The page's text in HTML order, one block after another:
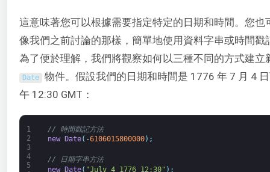
這意味著您可以根據需要指定特定的日期和時間。您也
像我們之前討論的那樣，簡單地使用資料字串或時間戳
為了便於理解，我們將觀察如何以三種不同的方式建立
Date 物件。假設我們的日期和時間是 1776 年 7 月 4
午 12:30 GMT：
1
2
3
4
5
// 時間戳記方法
new
Date( -6106015800000) ;
// 日期字串方法
new Date( "July 4 1776 12:30" ) ;